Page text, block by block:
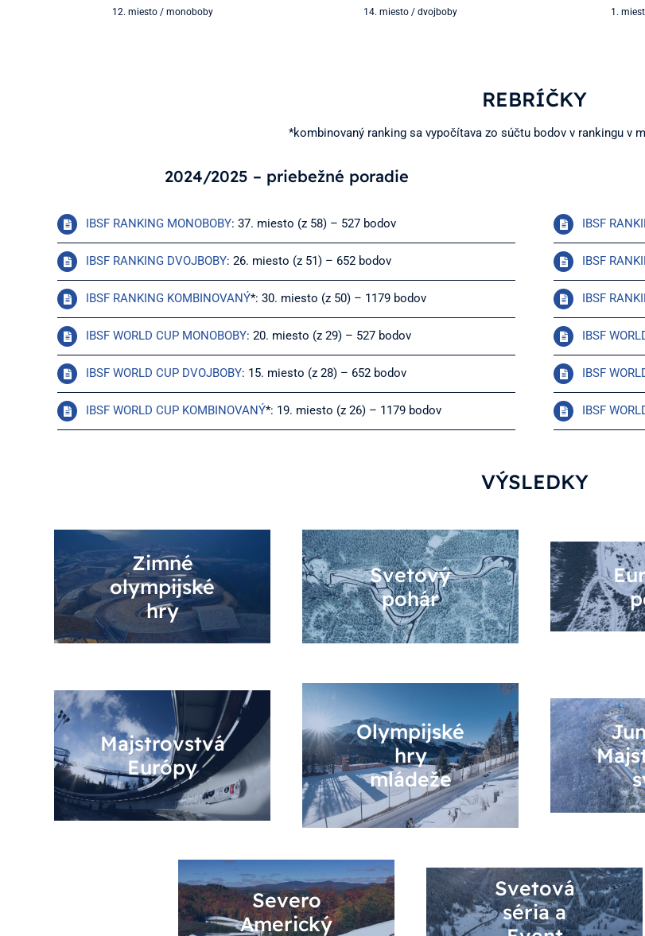
12. miesto / monoboby 14. miesto / dvojboby 1.
REBRÍČKY
*kombinovaný ranking sa vypočítava zo súčtu bodov v rankingu v
2024/2025 – priebežné poradie
IBSF RANKING MONOBOBY: 37. miesto (z 58) – 527 bodov
IBSF RANKING DVOJBOBY: 26. miesto (z 51) – 652 bodov
IBSF RANKING KOMBINOVANÝ*: 30. miesto (z 50) – 1179 bodov
IBSF WORLD CUP MONOBOBY: 20. miesto (z 29) – 527 bodov
IBSF WORLD CUP DVOJBOBY: 15. miesto (z 28) – 652 bodov
IBSF WORLD CUP KOMBINOVANÝ*: 19. miesto (z 26) – 1179 bodov
IBSF
IBSF
IBSF
IBSF
IBSF
IBSF
VÝSLEDKY
Zimné
olympijské
hry
Svetový
pohár
Majstrovstvá
Európy
Olympijské
hry
mládeže
Severo
Americký
Svetová
séria a